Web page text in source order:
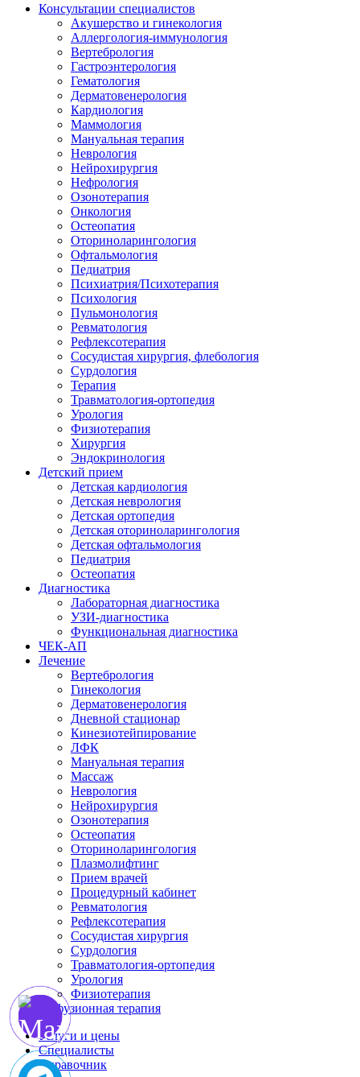
Консультации специалистов
Акушерство и гинекология
Аллергология-иммунология
Вертебрология
Гастроэнтерология
Гематология
Дерматовенерология
Кардиология
Маммология
Мануальная терапия
Неврология
Нейрохирургия
Нефрология
Озонотерапия
Онкология
Остеопатия
Оториноларингология
Офтальмология
Педиатрия
Психиатрия/Психотерапия
Психология
Пульмонология
Ревматология
Рефлексотерапия
Сосудистая хирургия, флебология
Сурдология
Терапия
Травматология-ортопедия
Урология
Физиотерапия
Хирургия
Эндокринология
Детский прием
Детская кардиология
Детская неврология
Детская ортопедия
Детская оториноларингология
Детская офтальмология
Педиатрия
Остеопатия
Диагностика
Лабораторная диагностика
УЗИ-диагностика
Функциональная диагностика
ЧЕК-АП
Лечение
Вертебрология
Гинекология
Дерматовенерология
Дневной стационар
Кинезиотейпирование
ЛФК
Мануальная терапия
Массаж
Неврология
Нейрохирургия
Озонотерапия
Остеопатия
Оториноларингология
Плазмолифтинг
Прием врачей
Процедурный кабинет
Ревматология
Рефлексотерапия
Сосудистая хирургия
Сурдология
Травматология-ортопедия
Урология
Физиотерапия
Инфузионная терапия
Услуги и цены
Специалисты
Справочник